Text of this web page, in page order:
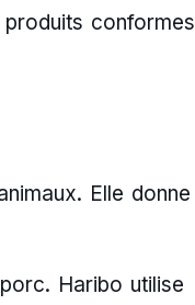
produits conformes
Elle donne
Haribo utilise